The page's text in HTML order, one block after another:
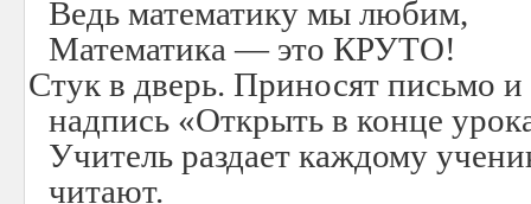
Ведь математику мы любим,
Математика — это КРУТО!
Стук в дверь. Приносят письмо
надпись «Открыть в конце
Учитель раздает каждому
читают.